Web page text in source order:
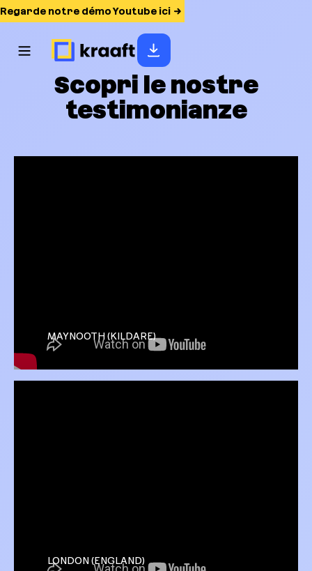
Regarde notre démo Youtube ici
Scopri le nostre
testimonianze
MAYNOOTH (KILDARE)
LONDON (ENGLAND)